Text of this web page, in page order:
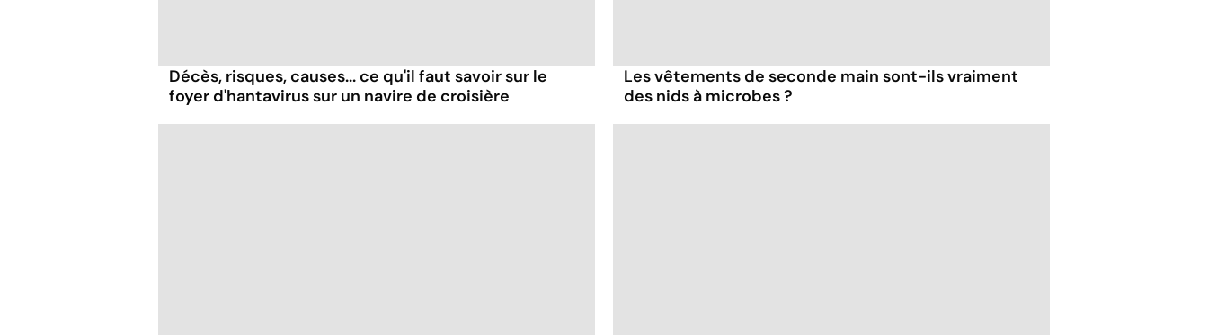
Décès, risques, causes... ce qu'il faut savoir sur le
foyer d'hantavirus sur un navire de croisière
Les vêtements de seconde main sont-ils vraiment
des nids à microbes ?